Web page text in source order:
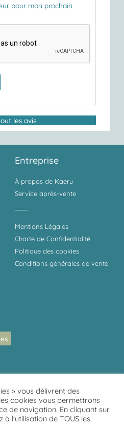
pour mon prochain
les avis
Entreprise
À propos de Kaeru
Service après-vente
Mentions Légales
Charte de Confidentialité
Politique des cookies
Conditions générales de vente
Kaeru
» vous délivrent des
cookies vous permettrons
de navigation. En cliquant sur
à l'utilisation de TOUS les